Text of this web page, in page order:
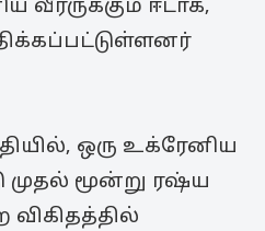
வீரருக்கும் ஈடாக,
ஒரு உக்ரேனிய
முதல் மூன்று ரஷ்ய
விகிதத்தில்